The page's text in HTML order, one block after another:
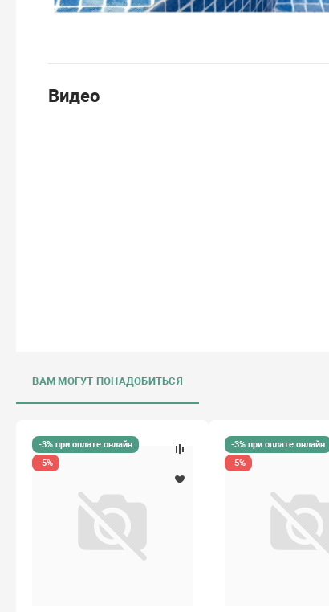
Видео
ВАМ МОГУТ ПОНАДОБИТЬСЯ
-3% при оплате онлайн
-5%
-3% при оплате онлайн
-5%